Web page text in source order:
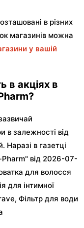
в різних
магазинів можна
у вашій
в акціях в
в залежності від
Наразі в газетці
від 2026-07-
для волосся
для інтимної
Фільтр для води